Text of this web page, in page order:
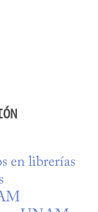
en librerías